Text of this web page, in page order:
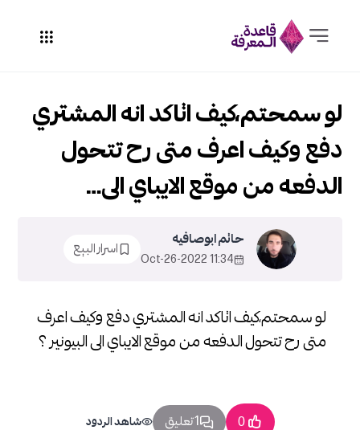
لو سمحتم،كيف اتاكد انه المشتري دفع وكيف اعرف
متى رح تتحول الدفعه من موقع الايباي الى البيونير ؟
لو سمحتم،كيف اتاكد انه المشتري
دفع وكيف اعرف متى رح تتحول
الدفعه من موقع الايباي الى…
حاتم ابوصافيه
11:34 2022-Oct-26
اسرار البيع
0 1 تعليق شاهد الردود